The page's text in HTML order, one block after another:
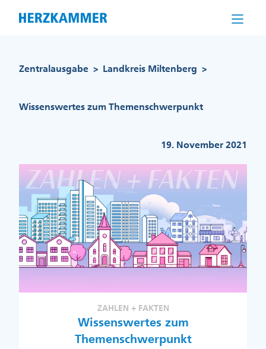
Zentralausgabe > Landkreis Miltenberg >
Wissenswertes zum Themenschwerpunkt
19. November 2021
ZAHLEN + FAKTEN
Wissenswertes zum
Themenschwerpunkt